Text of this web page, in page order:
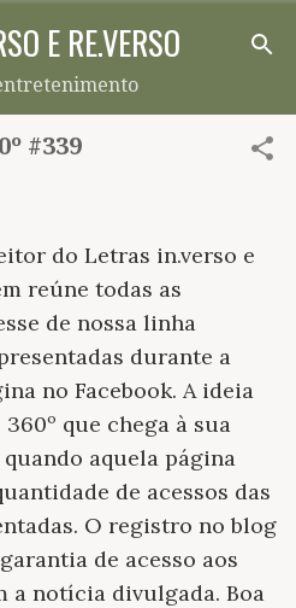
principal
E RE.VERSO
#339
do Letras in.verso e
reúne todas as
de nossa linha
durante a
no Facebook. A ideia
que chega à sua
aquela página
de acessos das
O registro no blog
de acesso aos
a notícia divulgada. Boa